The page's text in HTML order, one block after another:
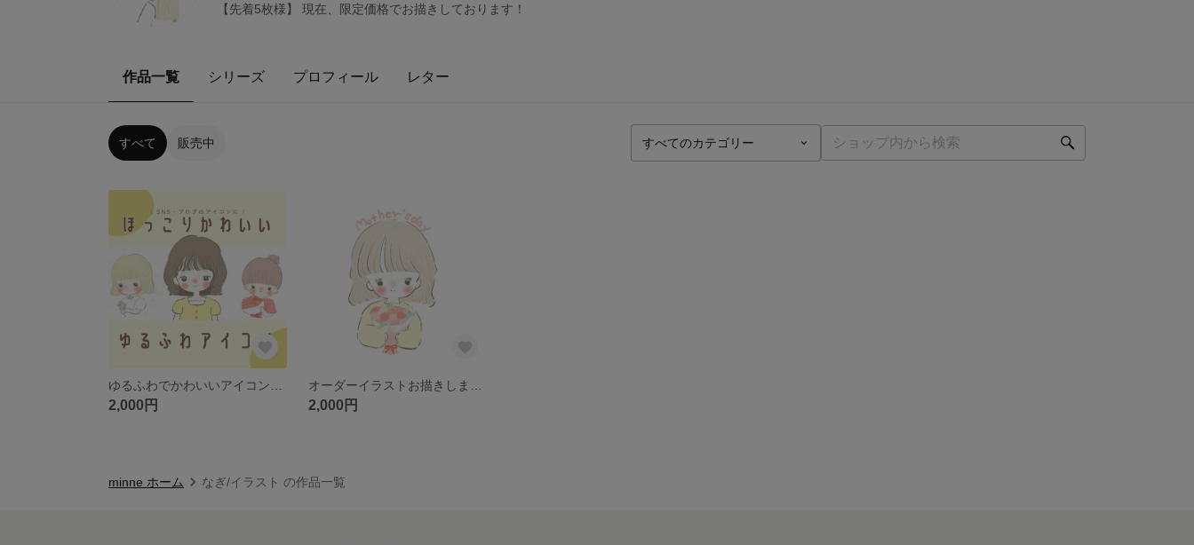
【先着5枚様】 現在、限定価格でお描きしております！
作品一覧 シリーズ プロフィール レター
すべて 販売中
2,000円 2,000円
minne ホーム なぎ/イラスト の作品一覧